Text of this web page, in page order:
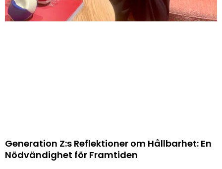
Generation Z:s Reflektioner om Hållbarhet: En
Nödvändighet för Framtiden